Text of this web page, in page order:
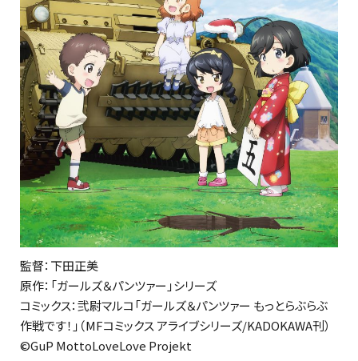
監督：下田正美
原作：「ガールズ＆パンツァー」シリーズ
コミックス：弐尉マルコ「ガールズ＆パンツァー もっとらぶらぶ
作戦です！」（MFコミックス アライブシリーズ/KADOKAWA刊）
©GuP MottoLoveLove Projekt